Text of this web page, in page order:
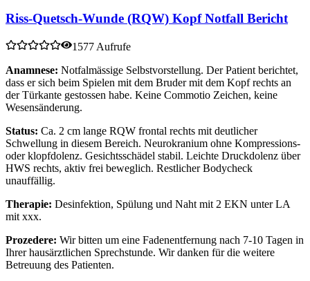
Riss-Quetsch-Wunde (RQW) Kopf Notfall Bericht
1577 Aufrufe
Anamnese: Notfalmässige Selbstvorstellung. Der Patient berichtet,
dass er sich beim Spielen mit dem Bruder mit dem Kopf rechts an
der Türkante gestossen habe. Keine Commotio Zeichen, keine
Wesensänderung.
Status: Ca. 2 cm lange RQW frontal rechts mit deutlicher
Schwellung in diesem Bereich. Neurokranium ohne Kompressions-
oder klopfdolenz. Gesichtsschädel stabil. Leichte Druckdolenz über
HWS rechts, aktiv frei beweglich. Restlicher Bodycheck
unauffällig.
Therapie: Desinfektion, Spülung und Naht mit 2 EKN unter LA
mit xxx.
Prozedere: Wir bitten um eine Fadenentfernung nach 7-10 Tagen in
Ihrer hausärztlichen Sprechstunde. Wir danken für die weitere
Betreuung des Patienten.